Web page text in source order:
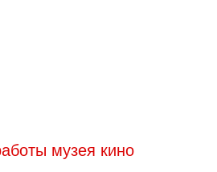
музея кино